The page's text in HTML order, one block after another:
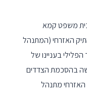
משפט קמא
האזרחי (המתנהל
בעניינו של
בהסכמת הצדדים
האזרחי מתנהל